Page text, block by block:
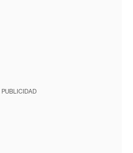
PUBLICIDAD